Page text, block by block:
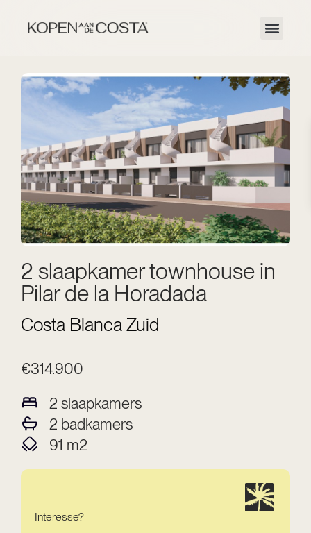
2 slaapkamer townhouse in
Pilar de la Horadada
Costa Blanca Zuid
€314.900
2 slaapkamers
2 badkamers
91 m2
Interesse?